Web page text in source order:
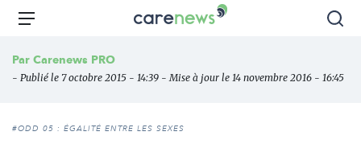
Aller
principal
Carenews,
des
l'engagement
Menu
Par Carenews PRO
- Publié le 7 octobre 2015 - 14:39 - Mise à jour le 14 novembre 2016 - 16:45
#ODD 05 : ÉGALITÉ ENTRE LES SEXES